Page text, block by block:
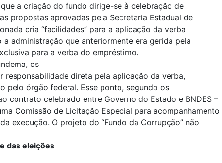
a criação do fundo dirige-se à celebração de
propostas aprovadas pela Secretaria Estadual de
cria “facilidades” para a aplicação da verba
a administração que anteriormente era gerida pela
para a verba do empréstimo.
os
responsabilidade direta pela aplicação da verba,
pelo órgão federal. Esse ponto, segundo os
contrato celebrado entre Governo do Estado e BNDES –
Comissão de Licitação Especial para acompanhamento
execução. O projeto do “Fundo da Corrupção” não
das eleições